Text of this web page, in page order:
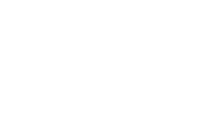
que te preocupes por nada. Somos tu empresa de